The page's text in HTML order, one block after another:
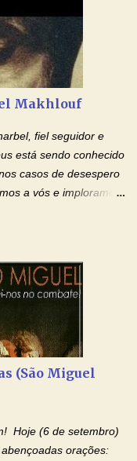
Mostra tua bondade,
tuas virtudes.
é difícil, duro
isso mais fácil e
mais digna de tua
tudo a teu unigênito
méritos e exemplos
Makhlouf
fiel seguidor e
está sendo conhecido
casos de desespero
a vós e imploramos
da vossa intercessão
glória de Deus e o
por Nós e por todos
Amén. Oração 2 Ó
inspirastes a São
heroísmo das virtudes
voluntária pobreza, e
(São Miguel
Hoje (6 de setembro)
orações: